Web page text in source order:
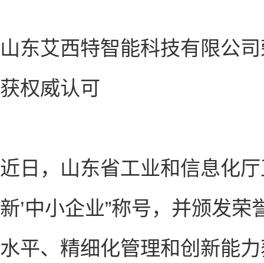
山东艾西特智能科技有限公
获权威认可
近日，山东省工业和信息化
新’中小企业”称号，并颁发
水平、精细化管理和创新能